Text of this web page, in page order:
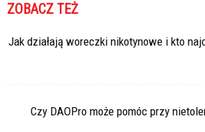
ZOBACZ TEŻ
Jak działają woreczki nikotynowe i kto
Czy DAOPro może pomóc przy